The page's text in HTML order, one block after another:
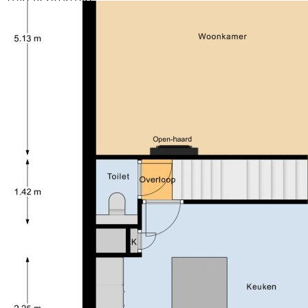
grond
Royale woonkamer met open haard
Deze woning combineert ruimte, flexibiliteit en
wooncomfort en is daardoor geschikt voor een brede
doelgroep, van gezinnen tot kopers die gelijkvloers
willen kunnen wonen.
Disclaimer
Deze informatie is door Parkstad Makelaardij met zorg
samengesteld. Ondanks deze zorgvuldigheid kunnen
opgegeven maten, oppervlakten en overige
gegevens zijn indicatief. Kopers hebben een eigen
ligging tuin
en bereikbaar via achterom